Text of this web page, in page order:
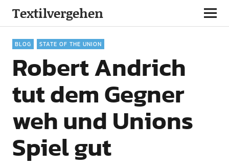
Textilvergehen
BLOG STATE OF THE UNION
Robert Andrich
tut dem Gegner
weh und Unions
Spiel gut